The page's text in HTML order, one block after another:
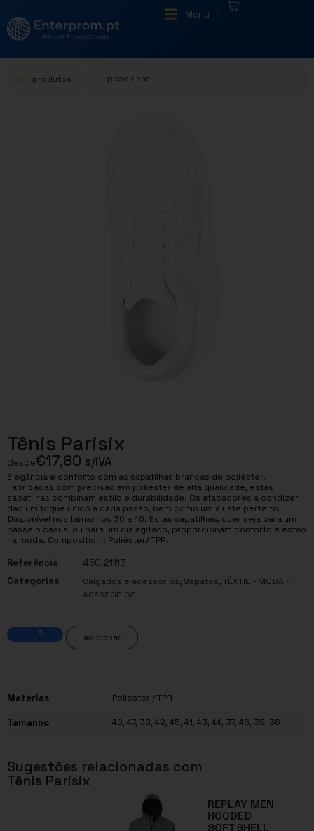
Menu
produtos
Tênis Parisix
desde€17,80 s/IVA
Elegância e conforto com as sapatilhas brancas de poliéster.
Fabricadas com precisão em poliéster de alta qualidade, estas
sapatilhas combinam estilo e durabilidade. Os atacadores a condizer
dão um toque único a cada passo, bem como um ajuste perfeito.
Disponível nos tamanhos 36 a 46. Estas sapatilhas, quer seja para um
passeio casual ou para um dia agitado, proporcionam conforto e estão
na moda. Composition : Poliéster/ TPR.
Referência
450.21113
Categorias
Calçados e acessórios, Sapatos,TÊXTIL - MODA -
ACESSÓRIOS
adicionar
Matérias Poliéster / TPR
Tamanho 40, 47, 38, 42, 45, 41, 43, 44, 37, 46, 39, 36
Sugestões relacionadas com
Tênis Parisix
REPLAY MEN
HOODED